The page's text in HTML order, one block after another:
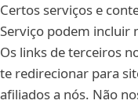
Certos serviços e
Serviço podem incluir
Os links de terceiros
te redirecionar para
afiliados a nós. Não